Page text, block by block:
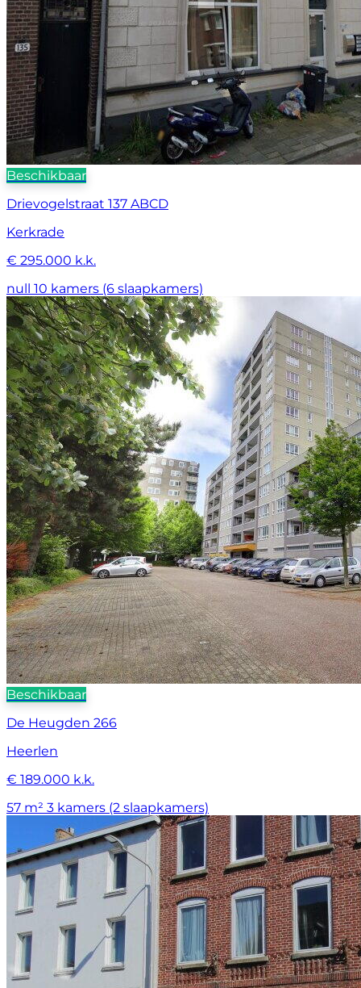
Beschikbaar
Drievogelstraat 137 ABCD
Kerkrade
€ 295.000 k.k.
null
10 kamers (6 slaapkamers)
Beschikbaar
De Heugden 266
Heerlen
€ 189.000 k.k.
57 m² 3 kamers (2 slaapkamers)